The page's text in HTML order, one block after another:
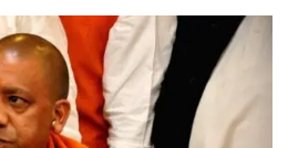
लिए
कांग्रेस
का
बड़ा
दांव,
यूपी